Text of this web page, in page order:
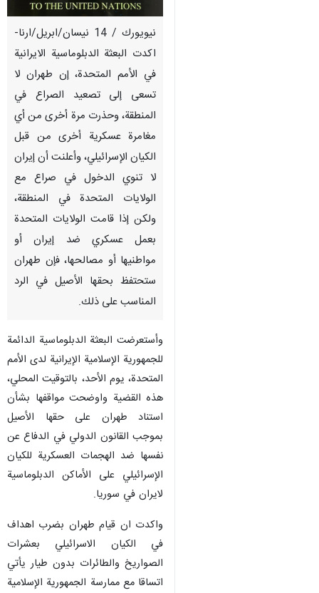
نيويورك / 14 نيسان/ابريل/ارنا-
اكدت البعثة الدبلوماسية الايرانية
في الأمم المتحدة، إن طهران لا
تسعى إلى تصعيد الصراع في
المنطقة، وحذرت مرة أخرى من أي
مغامرة عسكرية أخرى من قبل
الكيان الإسرائيلي، وأعلنت أن إيران
لا تنوي الدخول في صراع مع
الولايات المتحدة في المنطقة،
ولكن إذا قامت الولايات المتحدة
بعمل عسكري ضد إيران أو
مواطنيها أو مصالحها، فإن طهران
ستحتفظ بحقها الأصيل في الرد
المناسب على ذلك.
وأستعرضت البعثة الدبلوماسية الدائمة
للجمهورية الإسلامية الإيرانية لدى الأمم
المتحدة، يوم الأحد، بالتوقيت المحلي،
هذه القضية واوضحت مواقفها بشأن
استناد طهران على حقها الأصيل
بموجب القانون الدولي في الدفاع عن
نفسها ضد الهجمات العسكرية للكيان
الإسرائيلي على الأماكن الدبلوماسية
لايران في سوريا.
واكدت ان قيام طهران بضرب اهداف
في الكيان الاسرائيلي بعشرات
الصواريخ والطائرات بدون طيار يأتي
اتساقا مع ممارسة الجمهورية الإسلامية